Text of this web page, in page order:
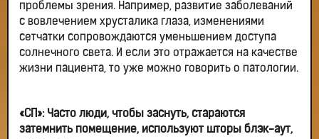
проблемы зрения. Например, развитие заболеваний
с вовлечением хрусталика глаза, изменениями
сетчатки сопровождаются уменьшением доступа
солнечного света. И если это отражается на качестве
жизни пациента, то уже можно говорить о патологии.
«СП»: Часто люди, чтобы заснуть, стараются
затемнить помещение, используют шторы блэк-аут,